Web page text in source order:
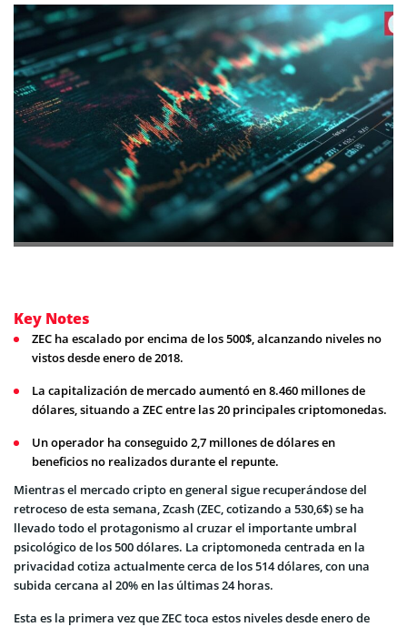
Key Notes
ZEC ha escalado por encima de los 500$, alcanzando niveles no
vistos desde enero de 2018.
La capitalización de mercado aumentó en 8.460 millones de
dólares, situando a ZEC entre las 20 principales criptomonedas.
Un operador ha conseguido 2,7 millones de dólares en
beneficios no realizados durante el repunte.
Mientras el mercado cripto en general sigue recuperándose del
retroceso de esta semana, Zcash (ZEC, cotizando a 530,6$) se ha
llevado todo el protagonismo al cruzar el importante umbral
psicológico de los 500 dólares. La criptomoneda centrada en la
privacidad cotiza actualmente cerca de los 514 dólares, con una
subida cercana al 20% en las últimas 24 horas.
Esta es la primera vez que ZEC toca estos niveles desde enero de